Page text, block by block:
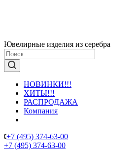
Ювелирные изделия из серебра
НОВИНКИ!!!
ХИТЫ!!!
РАСПРОДАЖА
Компания
+7 (495) 374-63-00
+7 (495) 374-63-00